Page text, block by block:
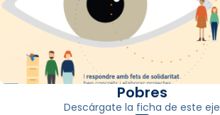
Pobres
Descárgate la ficha de este eje